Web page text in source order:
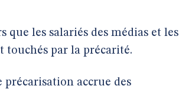
que les salariés des médias et les
touchés par la précarité.
accrue des